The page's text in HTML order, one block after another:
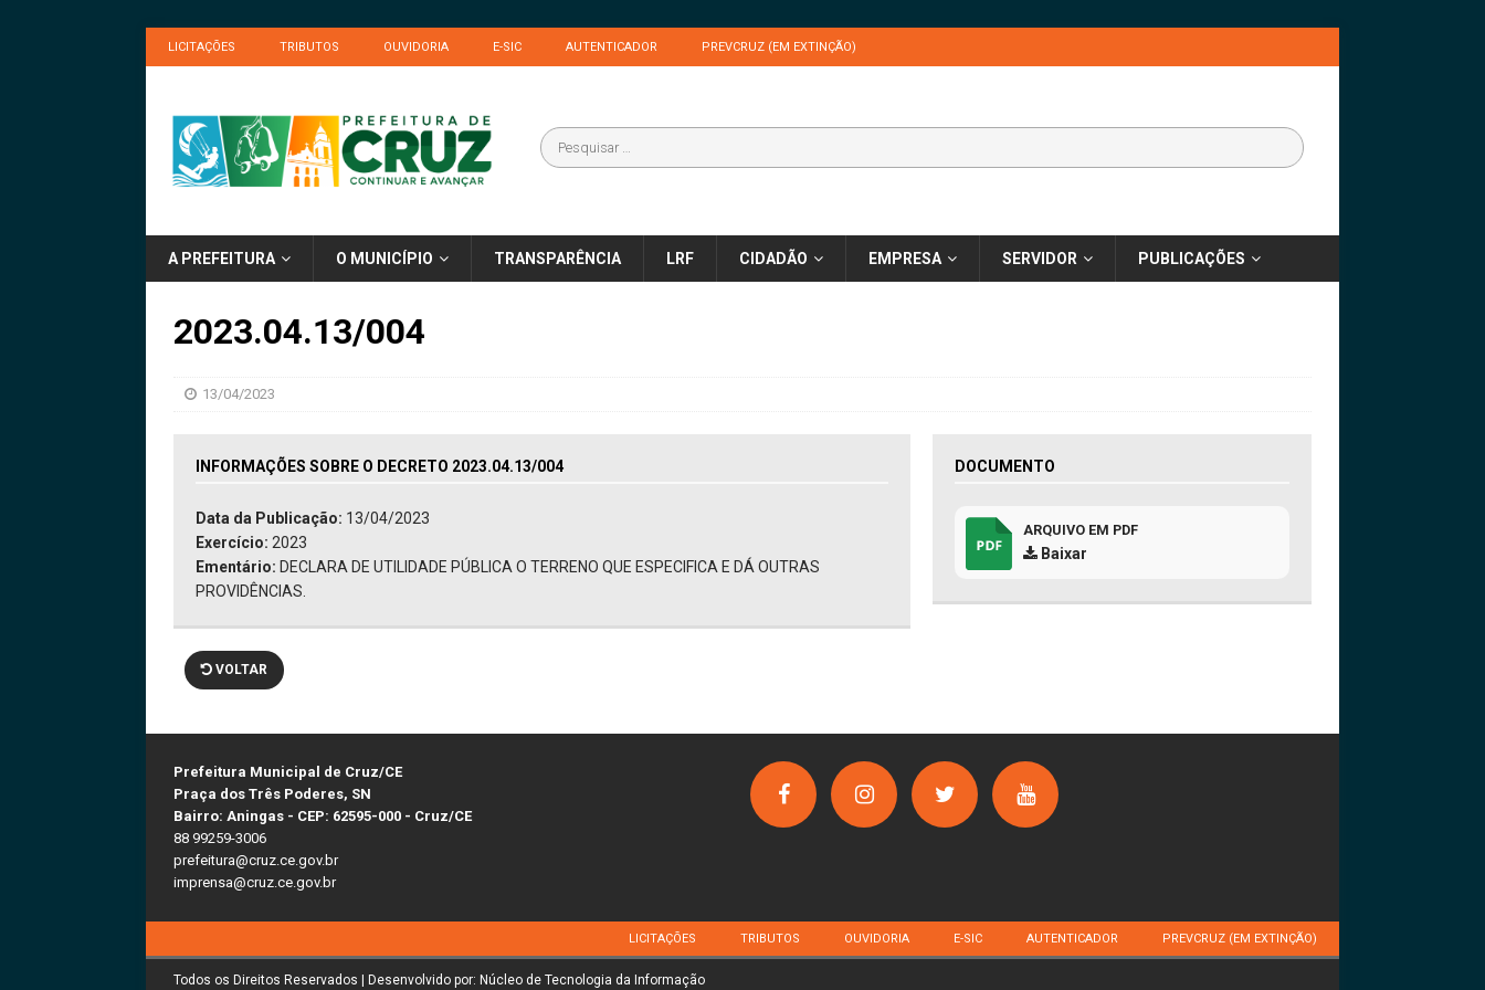
LICITAÇÕES TRIBUTOS OUVIDORIA E-SIC AUTENTICADOR PREVCRUZ (EM EXTINÇÃO)
A PREFEITURA O MUNICÍPIO TRANSPARÊNCIA LRF CIDADÃO EMPRESA SERVIDOR PUBLICAÇÕES
2023.04.13/004
13/04/2023
INFORMAÇÕES SOBRE O DECRETO 2023.04.13/004
Data da Publicação: 13/04/2023
Exercício: 2023
Ementário: DECLARA DE UTILIDADE PÚBLICA O TERRENO QUE ESPECIFICA E DÁ OUTRAS
PROVIDÊNCIAS.
DOCUMENTO
ARQUIVO EM PDF
Baixar
VOLTAR
Prefeitura Municipal de Cruz/CE
Praça dos Três Poderes, SN
Bairro: Aningas - CEP: 62595-000 - Cruz/CE
88 99259-3006
prefeitura@cruz.ce.gov.br
imprensa@cruz.ce.gov.br
LICITAÇÕES TRIBUTOS OUVIDORIA E-SIC AUTENTICADOR PREVCRUZ (EM EXTINÇÃO)
Todos os Direitos Reservados | Desenvolvido por: Núcleo de Tecnologia da Informação